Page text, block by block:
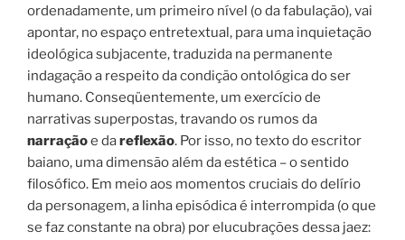
ordenadamente, um primeiro nível (o da fabulação), vai
apontar, no espaço entretextual, para uma inquietação
ideológica subjacente, traduzida na permanente
indagação a respeito da condição ontológica do ser
humano. Conseqüentemente, um exercício de
narrativas superpostas, travando os rumos da
narraçãoe dareflexão. Por isso, no texto do escritor
baiano, uma dimensão além da estética – o sentido
filosófico. Em meio aos momentos cruciais do delírio
da personagem, a linha episódica é interrompida (o que
se faz constante na obra) por elucubrações dessa jaez: